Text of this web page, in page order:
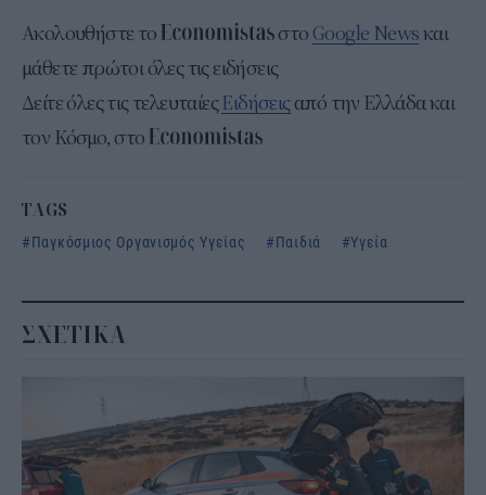
Ακολουθήστε το στο Google Newsκαι
μάθετε πρώτοι όλες τις ειδήσεις
Δείτε όλες τις τελευταίεςΕιδήσειςαπό την Ελλάδα και
τον Κόσμο, στο
TAGS
Παγκόσμιος Οργανισμός Υγείας
Παιδιά Υγεία
ΣΧΕΤΙΚΑ